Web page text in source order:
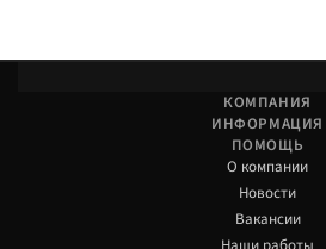
КОМПАНИЯ
ИНФОРМАЦИЯ
ПОМОЩЬ
О компании
Новости
Вакансии